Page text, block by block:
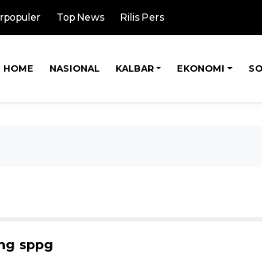
Top News Rilis Pers
HOME NASIONAL KALBAR EKONOMI
sppg